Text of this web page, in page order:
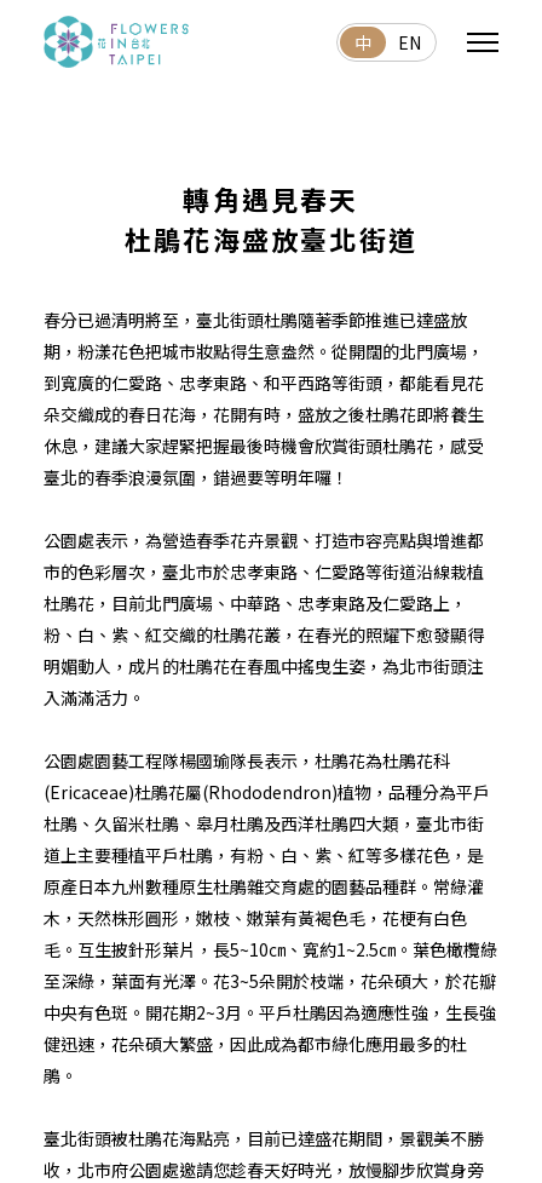
中 EN
轉角遇見春天
杜鵑花海盛放臺北街道
春分已過清明將至，臺北街頭杜鵑隨著季節推進已達盛放
期，粉漾花色把城市妝點得生意盎然。從開闊的北門廣場，
到寬廣的仁愛路、忠孝東路、和平西路等街頭，都能看見花
朵交織成的春日花海，花開有時，盛放之後杜鵑花即將養生
休息，建議大家趕緊把握最後時機會欣賞街頭杜鵑花，感受
臺北的春季浪漫氛圍，錯過要等明年囉！
公園處表示，為營造春季花卉景觀、打造市容亮點與增進都
市的色彩層次，臺北市於忠孝東路、仁愛路等街道沿線栽植
杜鵑花，目前北門廣場、中華路、忠孝東路及仁愛路上，
粉、白、紫、紅交織的杜鵑花叢，在春光的照耀下愈發顯得
明媚動人，成片的杜鵑花在春風中搖曳生姿，為北市街頭注
入滿滿活力。
公園處園藝工程隊楊國瑜隊長表示，杜鵑花為杜鵑花科
(Ericaceae)杜鵑花屬(Rhododendron)植物，品種分為平戶
杜鵑、久留米杜鵑、皋月杜鵑及西洋杜鵑四大類，臺北市街
道上主要種植平戶杜鵑，有粉、白、紫、紅等多樣花色，是
原產日本九州數種原生杜鵑雜交育處的園藝品種群。常綠灌
木，天然株形圓形，嫩枝、嫩葉有黃褐色毛，花梗有白色
毛。互生披針形葉片，長5~10㎝、寬約1~2.5㎝。葉色橄欖綠
至深綠，葉面有光澤。花3~5朵開於枝端，花朵碩大，於花瓣
中央有色斑。開花期2~3月。平戶杜鵑因為適應性強，生長強
健迅速，花朵碩大繁盛，因此成為都市綠化應用最多的杜
鵑。
臺北街頭被杜鵑花海點亮，目前已達盛花期間，景觀美不勝
收，北市府公園處邀請您趁春天好時光，放慢腳步欣賞身旁